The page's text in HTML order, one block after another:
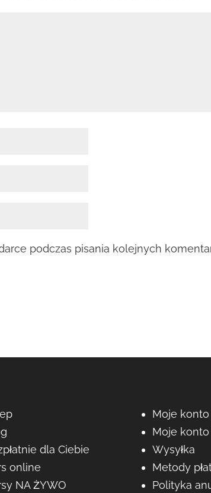
podczas pisania kolejnych
dla Ciebie
online
NA ŻYWO
Moje
Moje konto
Wysyłka
Metody
Polityka